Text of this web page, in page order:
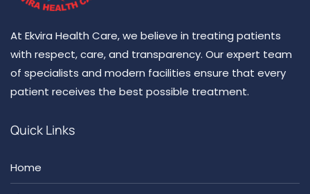
At Ekvira Health Care, we believe in treating patients
with respect, care, and transparency. Our expert team
of specialists and modern facilities ensure that every
patient receives the best possible treatment.
Quick Links
Home